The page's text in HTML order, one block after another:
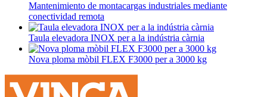
Mantenimiento de montacargas industriales mediante
conectividad remota
Taula elevadora INOX per a la indústria càrnia
Nova ploma mòbil FLEX F3000 per a 3000 kg